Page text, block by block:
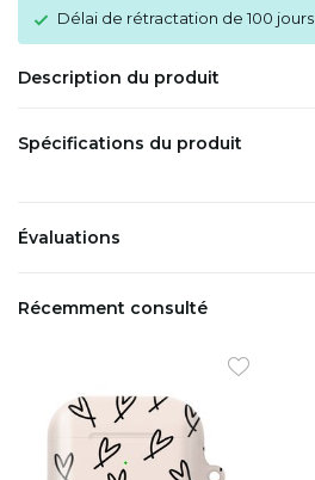
Délai de rétractation de 100 jours
Description du produit
Spécifications du produit
Évaluations
Récemment consulté